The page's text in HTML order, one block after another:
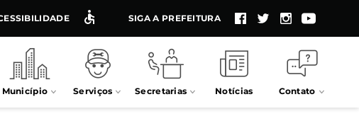
SIGA A PREFEITURA
Município Serviços Secretarias Notícias Contato